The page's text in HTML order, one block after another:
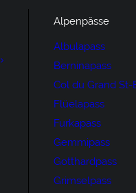
Alpenpässe
Albulapass
Berninapass
Col du Grand St-
Flüelapass
Furkapass
Gemmipass
Gotthardpass
Grimselpass